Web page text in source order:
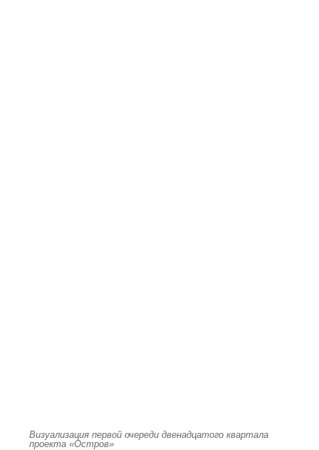
Визуализация первой очереди двенадцатого квартала
проекта «Остров»